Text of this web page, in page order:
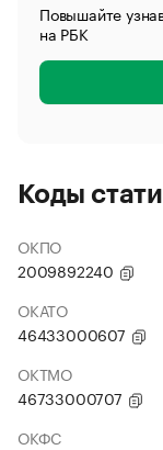
Повышайте
на РБК
Коды
ОКПО
2009892240
ОКАТО
46433000607
ОКТМО
46733000707
ОКФС